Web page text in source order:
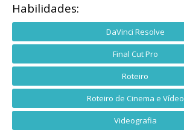
Habilidades:
DaVinci Resolve
Final Cut Pro
Roteiro
Roteiro de Cinema e Vídeo
Videografia